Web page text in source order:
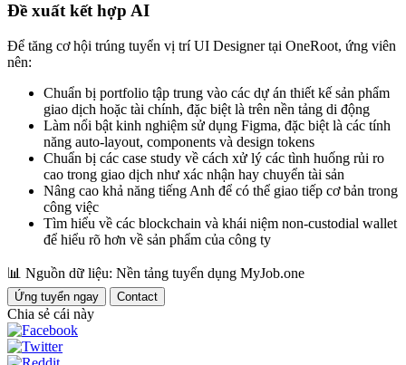
Đề xuất kết hợp AI
Để tăng cơ hội trúng tuyển vị trí UI Designer tại OneRoot, ứng viên
nên:
Chuẩn bị portfolio tập trung vào các dự án thiết kế sản phẩm
giao dịch hoặc tài chính, đặc biệt là trên nền tảng di động
Làm nổi bật kinh nghiệm sử dụng Figma, đặc biệt là các tính
năng auto-layout, components và design tokens
Chuẩn bị các case study về cách xử lý các tình huống rủi ro
cao trong giao dịch như xác nhận hay chuyển tài sản
Nâng cao khả năng tiếng Anh để có thể giao tiếp cơ bản trong
công việc
Tìm hiểu về các blockchain và khái niệm non-custodial wallet
để hiểu rõ hơn về sản phẩm của công ty
📊 Nguồn dữ liệu: Nền tảng tuyển dụng MyJob.one
Ứng tuyển ngay Contact
Chia sẻ cái này